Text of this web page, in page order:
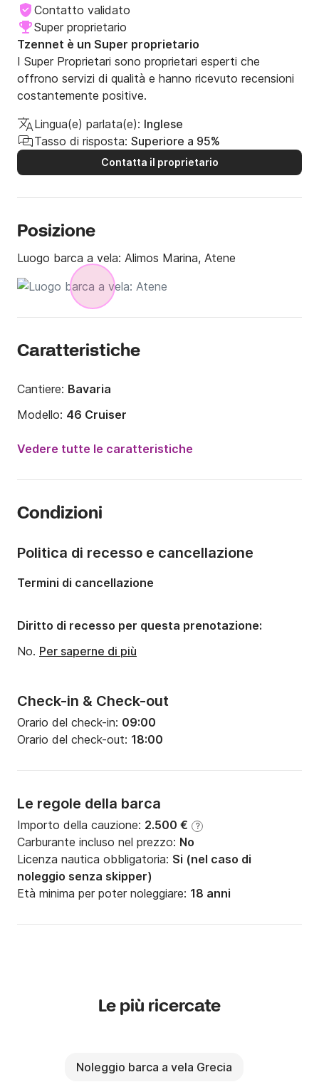
Contatto validato
Super proprietario
Tzennet è un Super proprietario
I Super Proprietari sono proprietari esperti che
offrono servizi di qualità e hanno ricevuto recensioni
costantemente positive.
Lingua(e) parlata(e): Inglese
Tasso di risposta: Superiore a 95%
Contatta il proprietario
Posizione
Luogo barca a vela: Alimos Marina, Atene
Caratteristiche
Cantiere: Bavaria
Modello: 46 Cruiser
2016 (Refittato nel 2022)
Numero di posti letto:
Pescaggio:1.85m
Potenza del motore:55CV
Vedere tutte le caratteristiche
Condizioni
Check-in & Check-out
Orario del check-in: 09:00
Orario del check-out: 18:00
Le regole della barca
Importo della cauzione: 2.500 € ?
Carburante incluso nel prezzo: No
Licenza nautica obbligatoria: Si (nel caso di
noleggio senza skipper)
Età minima per poter noleggiare: 18 anni
Politica di recesso e cancellazione
Termini di cancellazione
Diritto di recesso per questa prenotazione:
No. Per saperne di più
Le più ricercate
Noleggio barca a vela Grecia